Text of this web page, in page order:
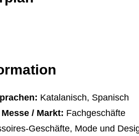
Katalanisch, Spanisch
/ Markt: Fachgeschäfte
Geschäfte, Mode und